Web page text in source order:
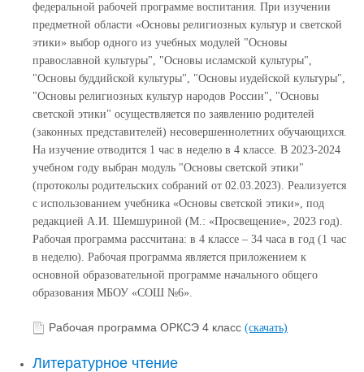
федеральной рабочей программе воспитания. При изучении
предметной области «Основы религиозных культур и светской
этики» выбор одного из учебных модулей "Основы
православной культуры", "Основы исламской культуры",
"Основы буддийской культуры", "Основы иудейской культуры",
"Основы религиозных культур народов России", "Основы
светской этики" осуществляется по заявлению родителей
(законных представителей) несовершеннолетних обучающихся.
На изучение отводится 1 час в неделю в 4 классе. В 2023-2024
учебном году выбран модуль "Основы светской этики"
(протоколы родительских собраний от 02.03.2023). Реализуется
с использованием учебника «Основы светской этики», под
редакцией А.И. Шемшуриной (М.: «Просвещение», 2023 год).
Рабочая программа рассчитана: в 4 классе – 34 часа в год (1 час
в неделю). Рабочая программа является приложением к
основной образовательной программе начального общего
образования МБОУ «СОШ №6».
Рабочая программа ОРКСЭ 4 класс (скачать)
Литературное чтение